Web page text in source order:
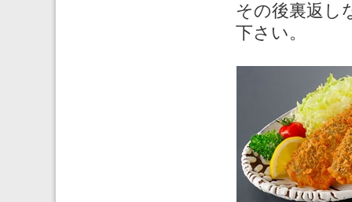
その後裏返し
下さい。